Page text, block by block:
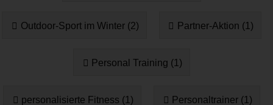
Outdoor-Sport im Winter (2) Partner-Aktion (1)
Personal Training (1)
personalisierte Fitness (1) Personaltrainer (1)